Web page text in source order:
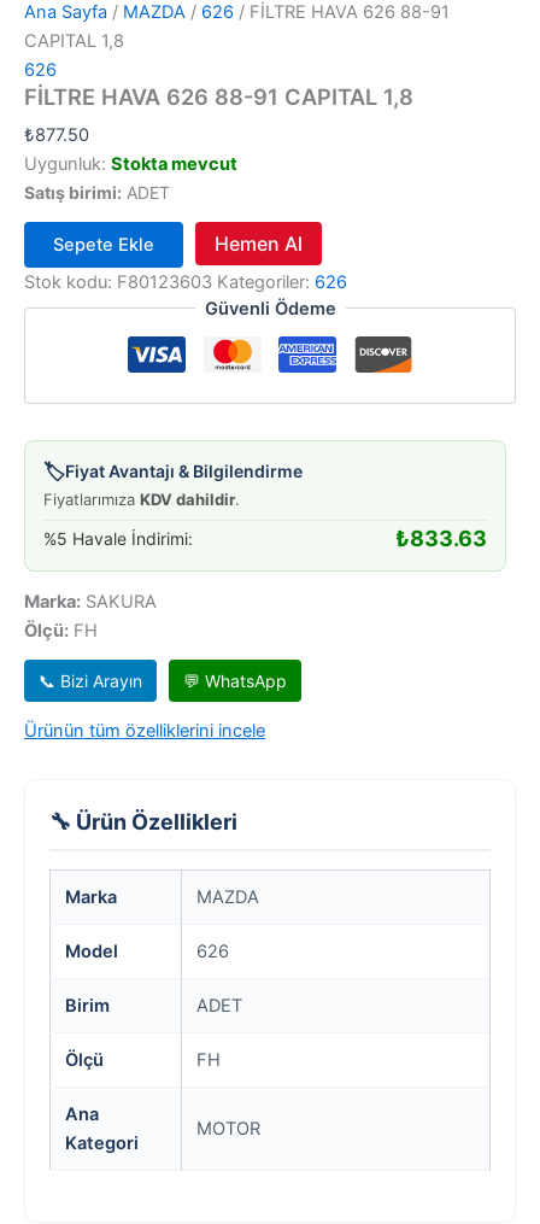
Ana Sayfa / MAZDA / 626 / FİLTRE HAVA 626 88-91
CAPITAL 1,8
626
FİLTRE HAVA 626 88-91 CAPITAL 1,8
₺877.50
Uygunluk: Stokta mevcut
Satış birimi: ADET
FİLTRE
HAVA
626
1,8
Sepete Ekle Hemen Al
Stok kodu: F80123603 Kategoriler: 626
Güvenli Ödeme
🏷️Fiyat Avantajı & Bilgilendirme
Fiyatlarımıza KDV dahildir.
%5 Havale İndirimi: ₺833.63
Marka: SAKURA
Ölçü: FH
📞 Bizi Arayın 💬 WhatsApp
Ürünün tüm özelliklerini incele
🔧 Ürün Özellikleri
Marka MAZDA
Model 626
Birim ADET
Ölçü FH
Ana
Kategori
MOTOR